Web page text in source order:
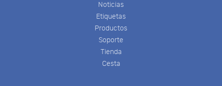
Noticias
Etiquetas
Productos
Soporte
Tienda
Cesta